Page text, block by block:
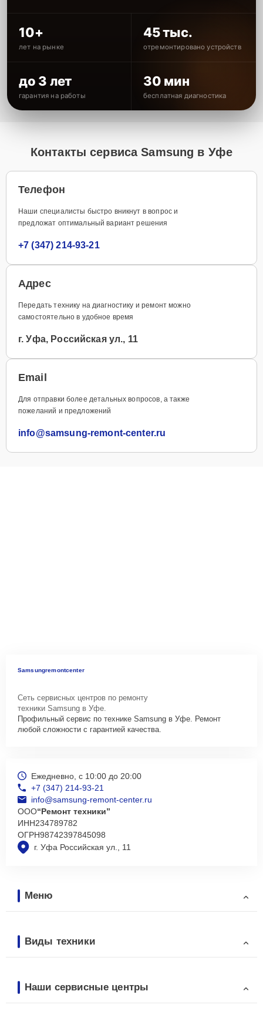
10+
лет на рынке
45 тыс.
отремонтировано устройств
до 3 лет
гарантия на работы
30 мин
бесплатная диагностика
Контакты сервиса Samsung в Уфе
Телефон
Наши специалисты быстро вникнут в вопрос и
предложат оптимальный вариант решения
+7 (347) 214-93-21
Адрес
Передать технику на диагностику и ремонт можно
самостоятельно в удобное время
г. Уфа, Российская ул., 11
Email
Для отправки более детальных вопросов, а также
пожеланий и предложений
info@samsung-remont-center.ru
Samsungremontcenter
Сеть сервисных центров по ремонту
техники Samsung в Уфе.
Профильный сервис по технике Samsung в Уфе. Ремонт
любой сложности с гарантией качества.
г. Уфа Российская ул., 11
Ежедневно, с 10:00 до 20:00
+7 (347) 214-93-21
info@samsung-remont-center.ru
ООО“Ремонт техники”
ИНН234789782
ОГРН98742397845098
Меню
Виды техники
Наши сервисные центры